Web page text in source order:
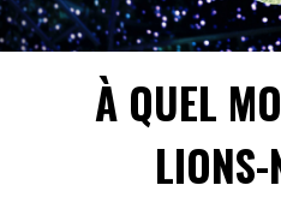
À QUEL